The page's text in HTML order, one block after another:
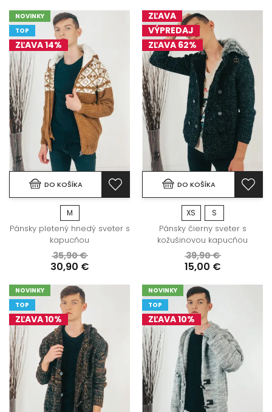
NOVINKY
TOP
ZĽAVA 14%
DO KOŠÍKA
M
Pánsky pletený hnedý sveter s
kapucňou
35,90 €
30,90 €
ZĽAVA
VÝPREDAJ
ZĽAVA 62%
DO KOŠÍKA
XS S
Pánsky čierny sveter s
kožušinovou kapucňou
39,90 €
15,00 €
NOVINKY
TOP
ZĽAVA 10%
NOVINKY
TOP
ZĽAVA 10%